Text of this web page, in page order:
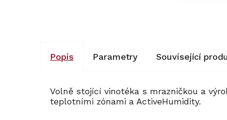
Popis Parametry Související
Volně stojící vinotéka s mrazničkou a
teplotními zónami a ActiveHumidity.